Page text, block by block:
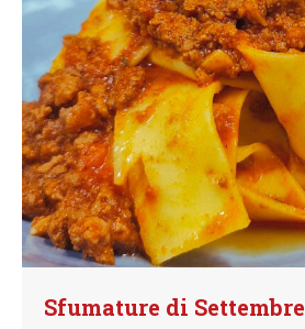
Sfumature di Settembre